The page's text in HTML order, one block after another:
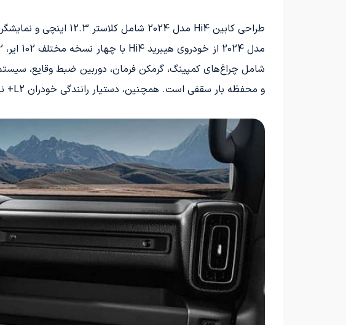
طراحی کابین Hi4 مدل 2024 شامل کلاستر 12.3 اینچی و نمایشگر لمسی 14.6 اینچی است. امکان انتخاب از بین سه رنگ سفید، مشکی و قهوه‌ای نیز وجود دارد.
و محفظه بار سقفی است. همچنین، دستیار رانندگی خودران L2+ نیز به صورت استاندارد در این مدل حضور دارد.